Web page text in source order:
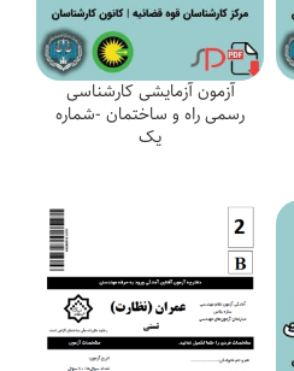
آزمون آزمایشی کارشناسی
رسمی راه و ساختمان -شماره
یک